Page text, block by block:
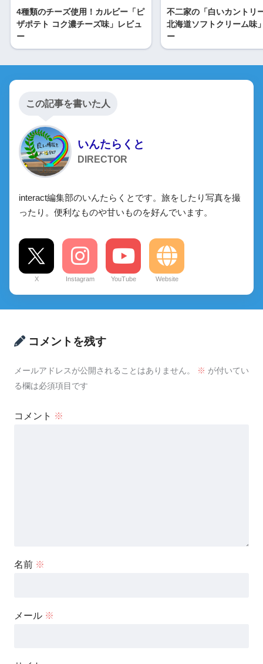
4種類のチーズ使用！カルビー「ピ
ザポテト コク濃チーズ味」レビュ
ー
不二家の「白いカントリ
北海道ソフトクリーム味
ー
この記事を書いた人
いんたらくと
DIRECTOR
interact編集部のいんたらくとです。旅をしたり写真を撮
ったり。便利なものや甘いものを好んでいます。
X Instagram YouTube Website
コメントを残す
メールアドレスが公開されることはありません。 ※ が付いてい
る欄は必須項目です
コメント ※
名前 ※
メール ※